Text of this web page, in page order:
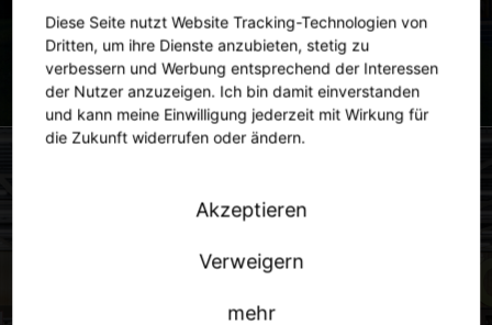
Stadt
Diese Seite nutzt Website Tracking-Technologien von
Dritten, um ihre Dienste anzubieten, stetig zu
verbessern und Werbung entsprechend der Interessen
der Nutzer anzuzeigen. Ich bin damit einverstanden
und kann meine Einwilligung jederzeit mit Wirkung für
die Zukunft widerrufen oder ändern.
Akzeptieren
Verweigern
mehr